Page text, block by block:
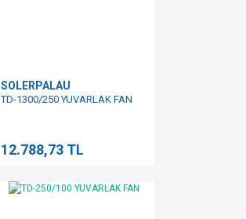
SOLERPALAU
TD-1300/250 YUVARLAK FAN
12.788,73 TL